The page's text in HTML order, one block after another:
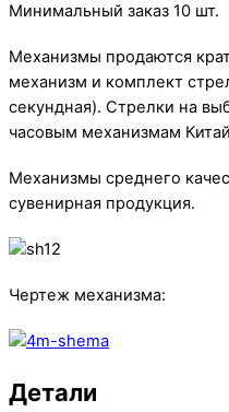
Минимальный заказ 10 шт.
Механизмы продаются
механизм и комплект
секундная). Стрелки на
часовым механизмам
Механизмы среднего
сувенирная продукция.
Чертеж механизма:
Детали